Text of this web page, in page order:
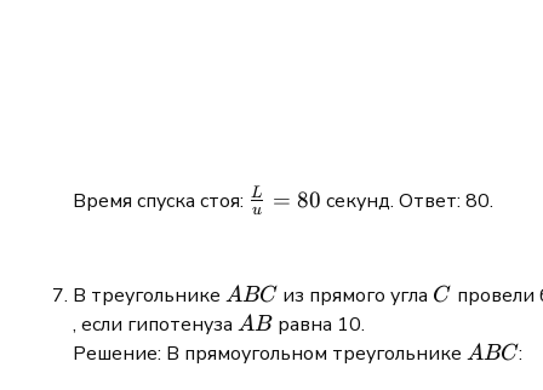
Время спуска стоя: \frac{L}
u
L = 80 секунд. Ответ: 80.
В треугольнике ABC
ABC из прямого угла C
C провели
, если гипотенуза AB
ABравна 10.
Решение: В прямоугольном треугольнике ABC
ABC: